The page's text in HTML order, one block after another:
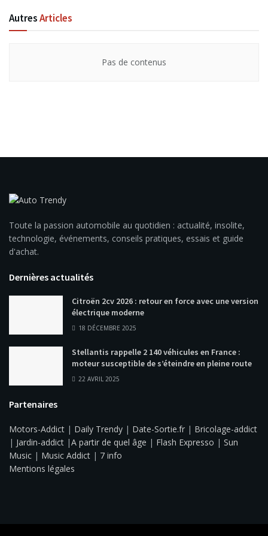
AutresArticles
Pas de contenus
Toute la passion automobile au quotidien : actualité, insolite,
technologie, événements, conseils pratiques, essais et guide
d'achat.
Dernières actualités
Citroën 2cv 2026 : retour en force avec une version
électrique moderne
18 DÉCEMBRE 2025
Stellantis rappelle 2 140 véhicules en France :
moteur susceptible de s’éteindre en pleine route
22 AVRIL 2025
Partenaires
Motors-Addict | Daily Trendy | Date-Sortie.fr | Bricolage-addict
| Jardin-addict |A partir de quel âge | Flash Expresso | Sun
Music | Music Addict | 7 info
Mentions légales